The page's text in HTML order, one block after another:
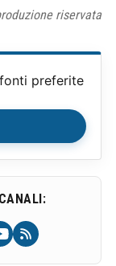
riservata
preferite